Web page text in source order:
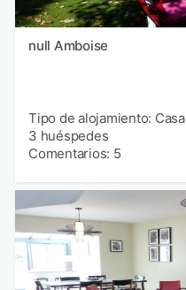
null Amboise
Tipo de alojamiento: Casa
3 huéspedes
Comentarios: 5